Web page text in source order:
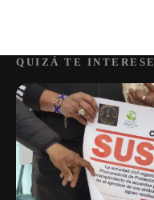
QUIZÁ TE INTERESE